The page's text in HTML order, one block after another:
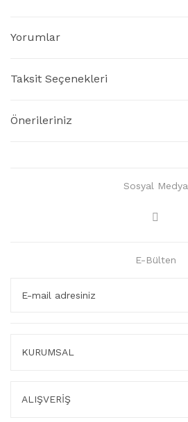
Yorumlar
Taksit Seçenekleri
Önerileriniz
Sosyal Medya
E-Bülten
KURUMSAL
ALIŞVERİŞ